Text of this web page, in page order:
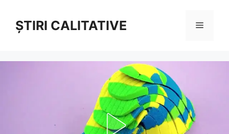
conținutȘTIRI CALITATIVE Meniu